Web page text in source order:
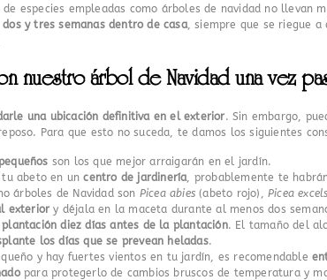
especies empleadas como árboles de navidad no llevan
y tres semanas dentro de casa, siempre que se riegue a
nuestro árbol de Navidad una vez
una ubicación definitiva en el exterior. Sin embargo,
Para que esto no suceda, te damos los siguientes
son los que mejor arraigarán en el jardín.
abeto en uncentro de jardinería, probablemente te
árboles de Navidad son Picea abies (abeto rojo),Picea
exterior y déjala en la maceta durante al menos dos
diez días antes de la plantación. El tamaño del
los días que se prevean heladas.
y hay fuertes vientos en tu jardín, es recomendable
para protegerlo de cambios bruscos de temperatura y